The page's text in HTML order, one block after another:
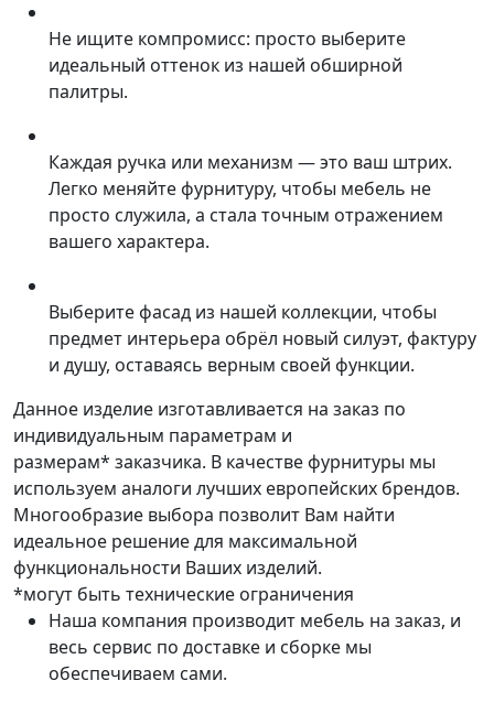
Не ищите компромисс: просто выберите
идеальный оттенок из нашей обширной
палитры.
Каждая ручка или механизм — это ваш штрих.
Легко меняйте фурнитуру, чтобы мебель не
просто служила, а стала точным отражением
вашего характера.
Выберите фасад из нашей коллекции, чтобы
предмет интерьера обрёл новый силуэт, фактуру
и душу, оставаясь верным своей функции.
Данное изделие изготавливается на заказ по
индивидуальным параметрам и
размерам* заказчика. В качестве фурнитуры мы
используем аналоги лучших европейских брендов.
Многообразие выбора позволит Вам найти
идеальное решение для максимальной
функциональности Ваших изделий.
*могут быть технические ограничения
Наша компания производит мебель на заказ, и
весь сервис по доставке и сборке мы
обеспечиваем сами.